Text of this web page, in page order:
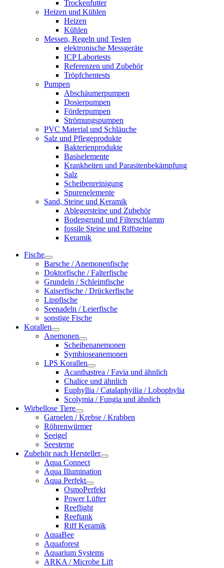
Trockenfutter
Heizen und Kühlen
Heizen
Kühlen
Messen, Regeln und Testen
elektronische Messgeräte
ICP Labortests
Referenzen und Zubehör
Tröpfchentests
Pumpen
Abschäumerpumpen
Dosierpumpen
Förderpumpen
Strömungspumpen
PVC Material und Schläuche
Salz und Pflegeprodukte
Bakterienprodukte
Basiselemente
Krankheiten und Parasitenbekämpfung
Salz
Scheibenreinigung
Spurenelemente
Sand, Steine und Keramik
Ablegersteine und Zubehör
Bodengrund und Filterschlamm
fossile Steine und Riffsteine
Keramik
Fische
Barsche / Anemonenfische
Doktorfische / Falterfische
Grundeln / Schleimfische
Kaiserfische / Drückerfische
Lippfische
Seenadeln / Leierfische
sonstige Fische
Korallen
Anemonen
Scheibenanemonen
Symbioseanemonen
LPS Korallen
Acanthastrea / Favia und ähnlich
Chalice und ähnlich
Euphyllia / Catalaphyilia / Lobophylia
Scolymia / Fungia und ähnlich
Wirbellose Tiere
Garnelen / Krebse / Krabben
Röhrenwürmer
Seeigel
Seesterne
Zubehör nach Hersteller
Aqua Connect
Aqua Illumination
Aqua Perfekt
OsmoPerfekt
Power Lüfter
Reeflight
Reeftank
Riff Keramik
AquaBee
Aquaforest
Aquarium Systems
ARKA / Microbe Lift